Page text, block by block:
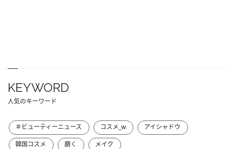
KEYWORD
人気のキーワード
＃ビューティーニュース コスメ_w
アイシャドウ
韓国コスメ
磨く メイク